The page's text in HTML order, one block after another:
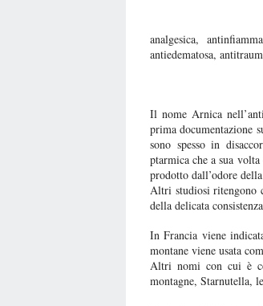
analgesica,
antiedematosa,
Il nome Arnica
prima documentazione
sono spesso in
ptarmica che a sua
prodotto dall’odore
Altri studiosi ritengono
della delicata
In Francia viene
montane viene usata
Altri nomi con cui è
montagne, Starnutella,